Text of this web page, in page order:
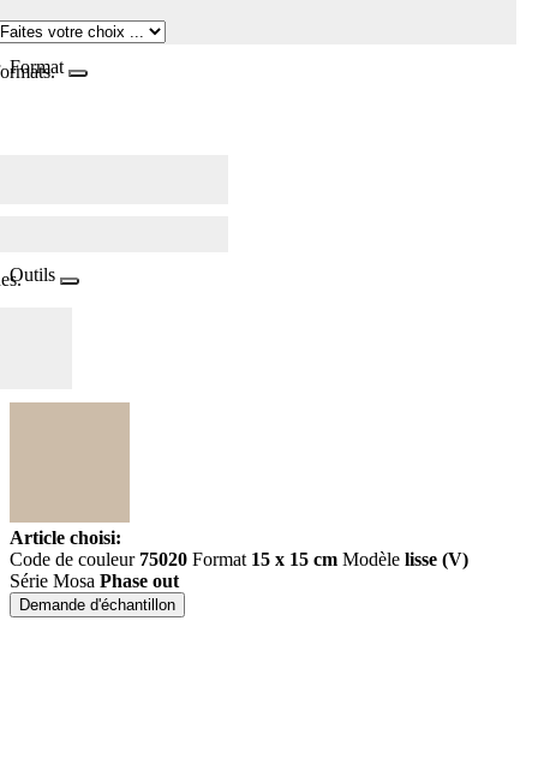
Format
Outils
Article choisi:
Code de couleur 75020 Format 15 x 15 cm Modèle lisse (V)
Série Mosa Phase out
Demande d'échantillon